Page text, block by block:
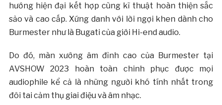
hướng hiện đại kết hợp cùng kĩ thuật hoàn thiện sắc
sảo và cao cấp. Xứng danh với lời ngợi khen dành cho
Burmester như là Bugati của giới Hi-end audio.
Do đó, màn xướng âm đỉnh cao của Burmester tại
AVSHOW 2023 hoàn toàn chinh phục được mọi
audiophile kể cả là những người khó tính nhất trong
đôi tai cảm thụ giai điệu và âm nhạc.